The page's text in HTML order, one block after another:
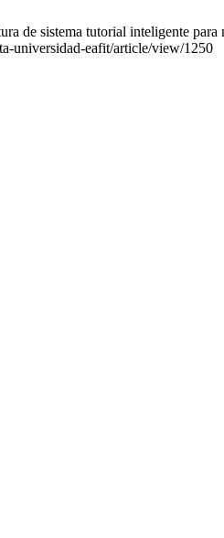
de sistema tutorial inteligente
universidad-eafit/article/view/1250